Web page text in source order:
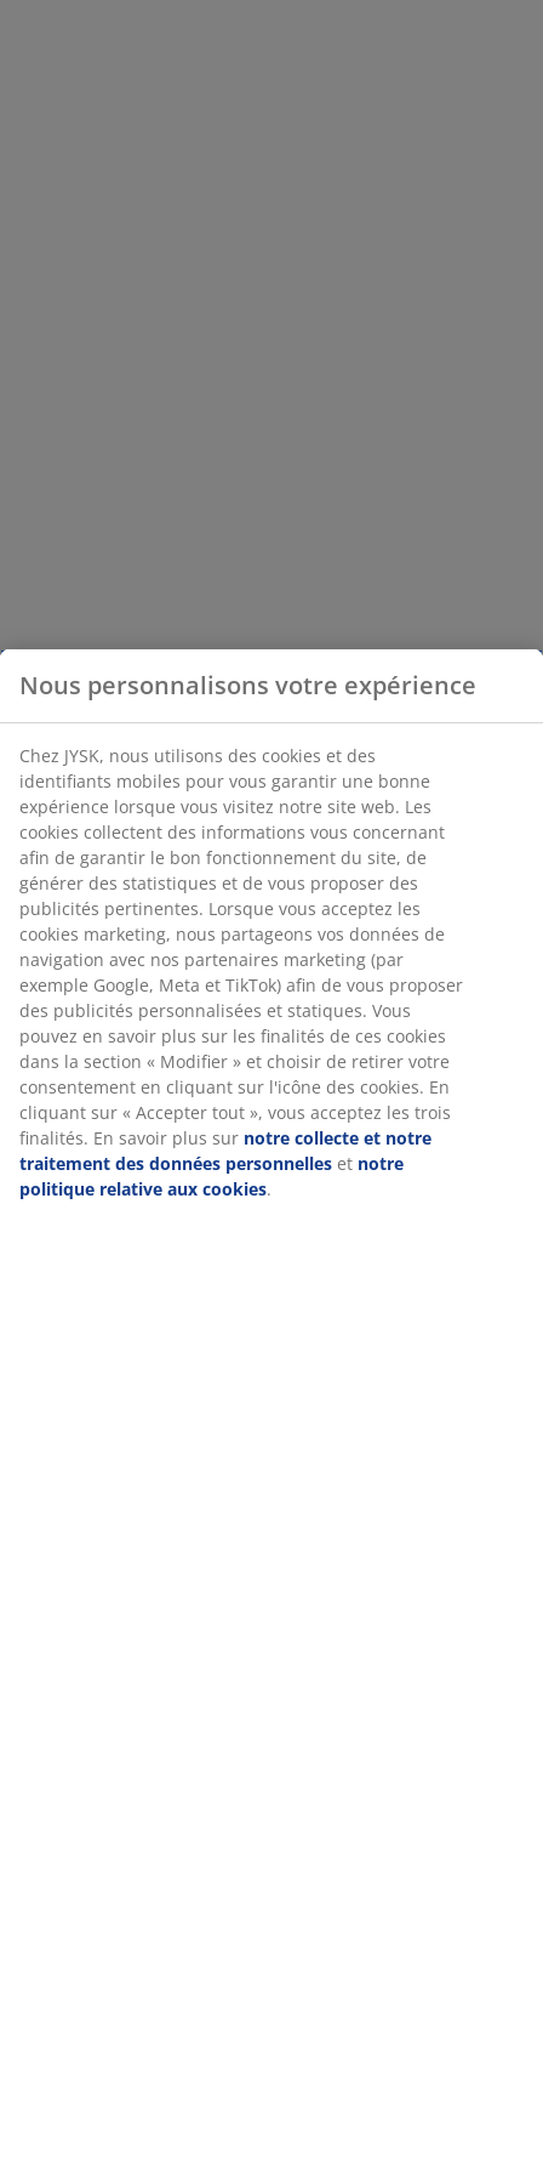
Nous personnalisons votre expérience
Chez JYSK, nous utilisons des cookies et des
identifiants mobiles pour vous garantir une bonne
expérience lorsque vous visitez notre site web. Les
cookies collectent des informations vous concernant
afin de garantir le bon fonctionnement du site, de
générer des statistiques et de vous proposer des
publicités pertinentes. Lorsque vous acceptez les
cookies marketing, nous partageons vos données de
navigation avec nos partenaires marketing (par
exemple Google, Meta et TikTok) afin de vous proposer
des publicités personnalisées et statiques. Vous
pouvez en savoir plus sur les finalités de ces cookies
dans la section « Modifier » et choisir de retirer votre
consentement en cliquant sur l'icône des cookies. En
cliquant sur « Accepter tout », vous acceptez les trois
finalités. En savoir plus sur notre collecte et notre
traitement des données personnelles et notre
politique relative aux cookies.